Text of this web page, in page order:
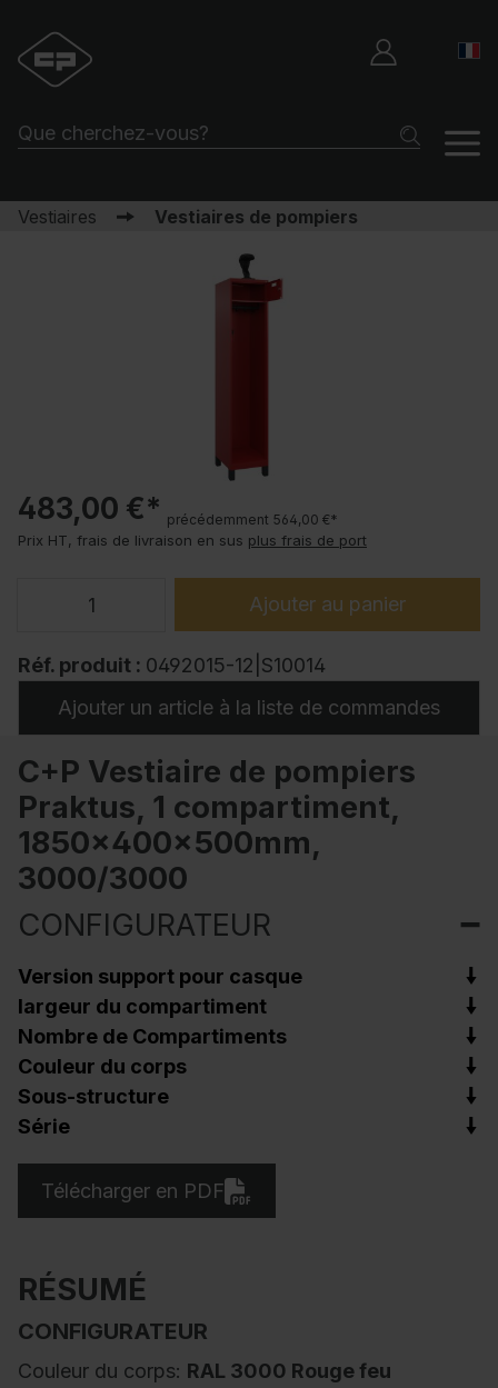
Vestiaires Vestiaires de pompiers
483,00 €* précédemment 564,00 €*
Prix HT, frais de livraison en sus plus frais de port
Ajouter au panier
Réf. produit : 0492015-12|S10014
Ajouter un article à la liste de commandes
C+P Vestiaire de pompiers
Praktus, 1 compartiment,
1850x400x500mm,
3000/3000
CONFIGURATEUR
Version support pour casque
largeur du compartiment
Nombre de Compartiments
Couleur du corps
Sous-structure
Série
Télécharger en PDF
RÉSUMÉ
CONFIGURATEUR
Couleur du corps: RAL 3000 Rouge feu